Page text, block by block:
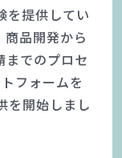
を提供してい
商品開発から
までのプロセ
フォームを
を開始しまし